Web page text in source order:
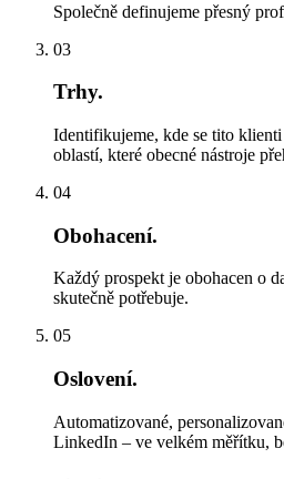
Společně definujeme přesný
03
Trhy.
Identifikujeme, kde se tito
oblastí, které obecné nástroje
04
Obohacení.
Každý prospekt je obohacen o
skutečně potřebuje.
05
Oslovení.
Automatizované,
LinkedIn – ve velkém měřítku,